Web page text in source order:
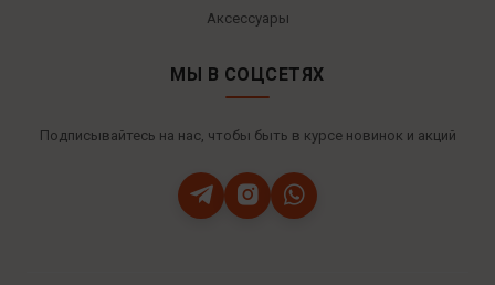
Аксессуары
МЫ В СОЦСЕТЯХ
Подписывайтесь на нас, чтобы быть в курсе новинок и акций